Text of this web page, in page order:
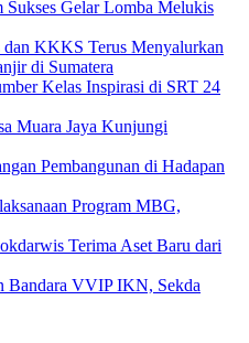
Gelar Lomba Melukis
KKKS Terus Menyalurkan
di Sumatera
Kelas Inspirasi di SRT 24
Muara Jaya Kunjungi
Pembangunan di Hadapan
Program MBG,
Terima Aset Baru dari
Bandara VVIP IKN, Sekda